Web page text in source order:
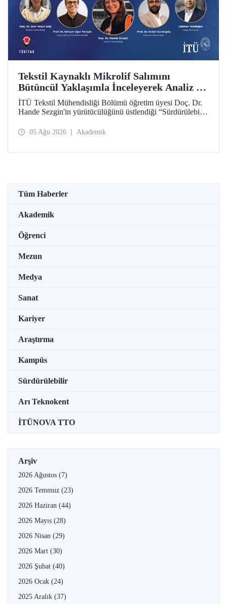
Tekstil Kaynaklı Mikrolif Salımını
Bütüncül Yaklaşımla İnceleyerek Analiz ve
Azaltım Stratejileri Geliştirecek Projeye
TÜBİTAK Desteği
İTÜ Tekstil Mühendisliği Bölümü öğretim üyesi Doç. Dr.
Hande Sezgin'in yürütücülüğünü üstlendiği “Sürdürülebilir
Koşullarına Bağlı Mikrolif Salımı: Aşınma, UV Maruziyeti
05 Ağu 2026 Akademik
Tüm Haberler
Akademik
Öğrenci
Mezun
Medya
Sanat
Kariyer
Araştırma
Kampüs
Sürdürülebilir
Arı Teknokent
İTÜNOVA TTO
Arşiv
2026 Ağustos (7)
2026 Temmuz (23)
2026 Haziran (44)
2026 Mayıs (28)
2026 Nisan (29)
2026 Mart (30)
2026 Şubat (40)
2026 Ocak (24)
2025 Aralık (37)